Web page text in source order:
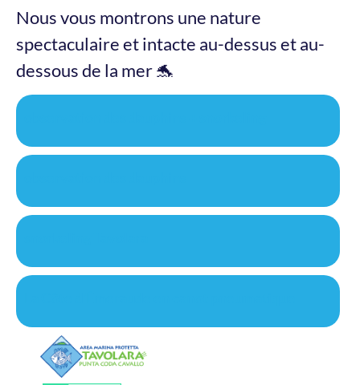
Nous vous montrons une nature
spectaculaire et intacte au-dessus et au-
dessous de la mer 🐬